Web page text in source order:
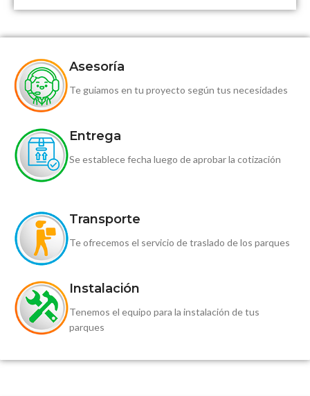
Asesoría
Te guiamos en tu proyecto según tus necesidades
Entrega
Se establece fecha luego de aprobar la cotización
Transporte
Te ofrecemos el servicio de traslado de los parques
Instalación
Tenemos el equipo para la instalación de tus
parques